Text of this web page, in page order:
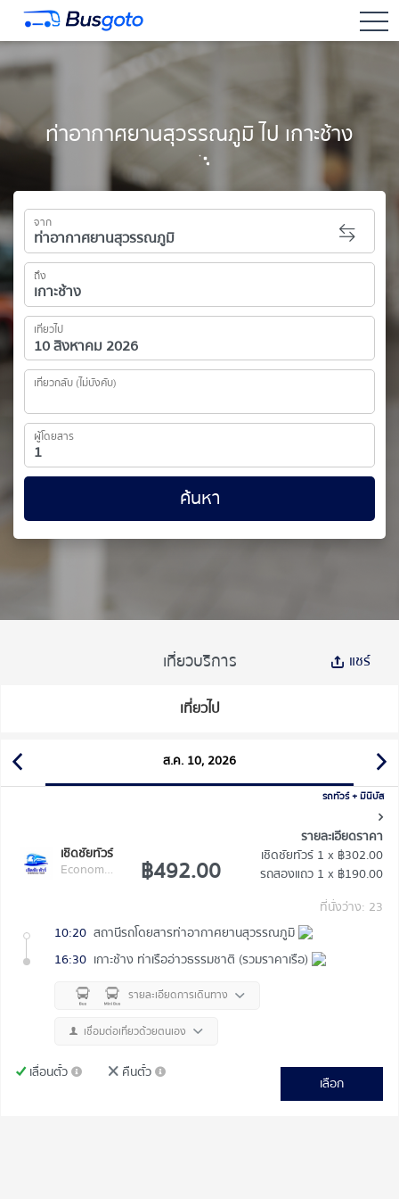
ท่าอากาศยานสุวรรณภูมิ ไป เกาะช้าง
จาก
ถึง
เที่ยวไป
เที่ยวกลับ (ไม่บังคับ)
ผู้โดยสาร
ค้นหา
เที่ยวบริการ แชร์
เที่ยวไป
ส.ค. 10, 2026
รถทัวร์ + มินิบัส
เชิดชัยทัวร์
Economy Class (ป.1)
฿492.00
รายละเอียดราคา
เชิดชัยทัวร์ 1 x ฿302.00
รถสองแถว 1 x ฿190.00
ที่นั่งว่าง: 23
10:20 สถานีรถโดยสารท่าอากาศยานสุวรรณภูมิ
16:30 เกาะช้าง ท่าเรืออ่าวธรรมชาติ (รวมราคาเรือ)
รายละเอียดการเดินทาง
เชื่อมต่อเที่ยวด้วยตนเอง
เลื่อนตั๋ว คืนตั๋ว
เลือก